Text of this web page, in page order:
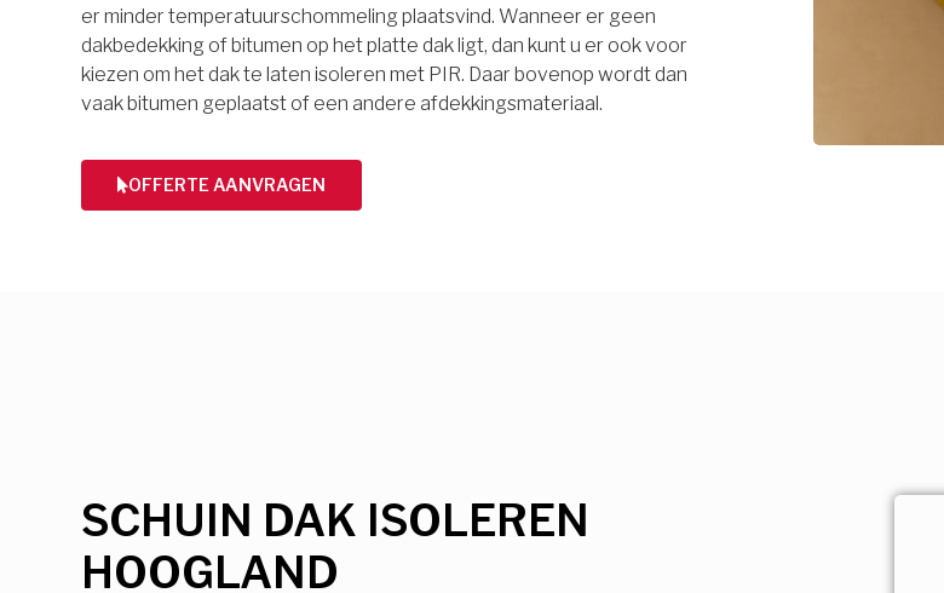
er minder temperatuurschommeling plaatsvind. Wanneer er geen
dakbedekking of bitumen op het platte dak ligt, dan kunt u er ook voor
kiezen om het dak te laten isoleren met PIR. Daar bovenop wordt dan
vaak bitumen geplaatst of een andere afdekkingsmateriaal.
OFFERTE AANVRAGEN
SCHUIN DAK ISOLEREN
HOOGLAND